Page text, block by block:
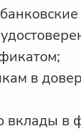
в
вклады в